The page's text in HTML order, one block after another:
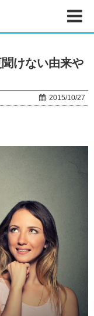
けない由来や
2015/10/27